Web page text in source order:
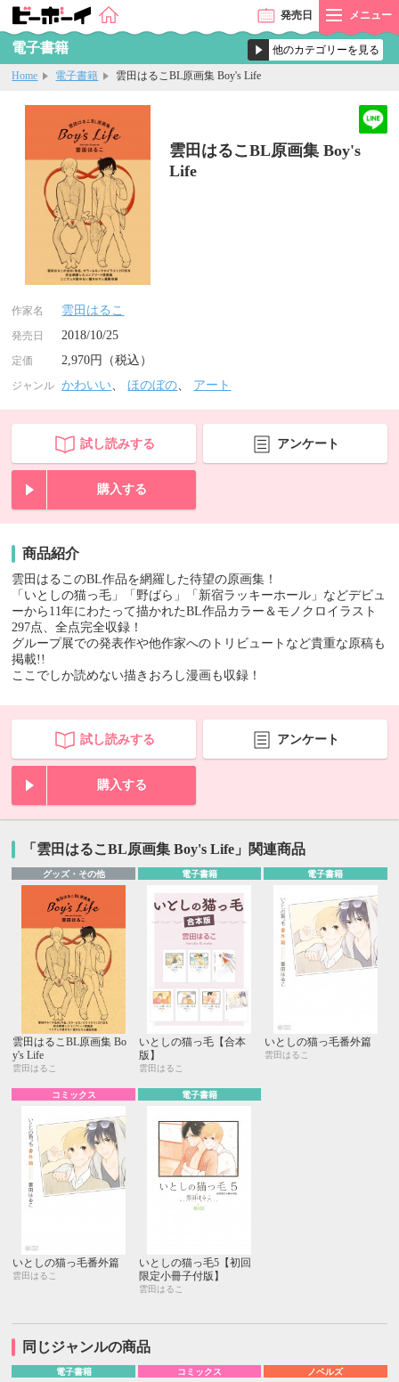
発売日 メニュー
電子書籍
Home 電子書籍 雲田はるこBL原画集 Boy's Life
雲田はるこBL原画集 Boy's
Life
作家名 雲田はるこ
発売日 2018/10/25
定価 2,970円（税込）
ジャンル かわいい、ほのぼの、 アート
試し読みする アンケート
購入する
商品紹介
雲田はるこのBL作品を網羅した待望の原画集！
「いとしの猫っ毛」「野ばら」「新宿ラッキーホール」などデビュ
ーから11年にわたって描かれたBL作品カラー＆モノクロイラスト
297点、全点完全収録！
グループ展での発表作や他作家へのトリビュートなど貴重な原稿も
掲載!!
ここでしか読めない描きおろし漫画も収録！
試し読みする アンケート
購入する
「雲田はるこBL原画集 Boy's Life」関連商品
グッズ・その他
雲田はるこBL原画集 Bo
y's Life
雲田はるこ
電子書籍
いとしの猫っ毛【合本
版】
雲田はるこ
電子書籍
いとしの猫っ毛番外篇
雲田はるこ
コミックス
いとしの猫っ毛番外篇
雲田はるこ
電子書籍
いとしの猫っ毛5【初回
限定小冊子付版】
雲田はるこ
同じジャンルの商品
電子書籍 コミックス ノベルズ